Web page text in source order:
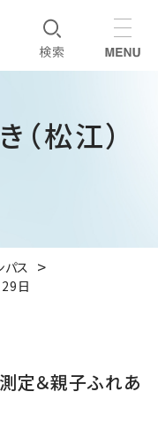
松江）
パス
日
定＆親子ふれあ